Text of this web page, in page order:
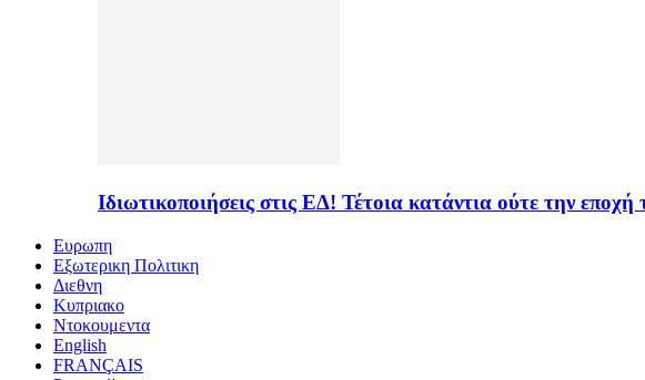
Ιδιωτικοποιήσεις στις ΕΔ! Τέτοια κατάντια ούτε την
Ευρωπη
Εξωτερικη Πολιτικη
Διεθνη
Κυπριακο
Ντοκουμεντα
English
FRANÇAIS